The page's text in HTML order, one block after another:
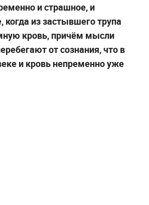
и страшное, и
когда из застывшего трупа
кровь, причём мысли
от сознания, что в
и кровь непременно уже